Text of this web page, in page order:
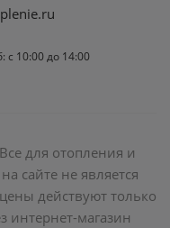
с 10:00 до 14:00
для отопления и
сайте не является
действуют только
интернет-магазин